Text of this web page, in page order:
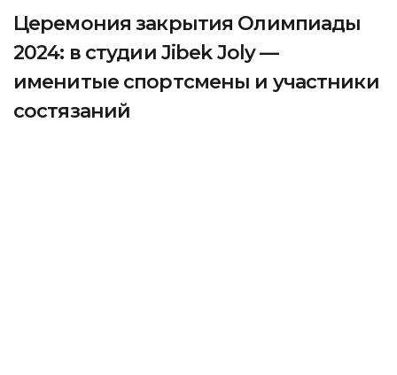
Церемония закрытия Олимпиады
2024: в студии Jibek Joly —
именитые спортсмены и участники
состязаний